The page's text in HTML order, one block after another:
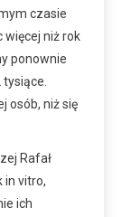
czasie
więcej niż rok
ponownie
osób, niż się
Rafał
in vitro,
ich